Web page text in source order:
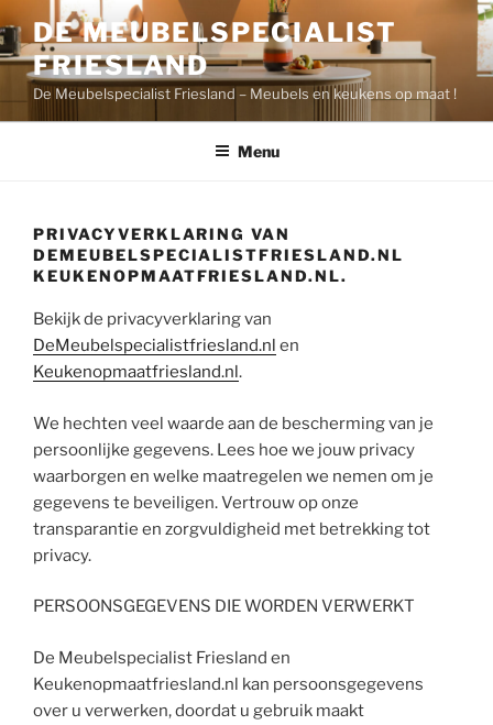
Ga
naar
de
inhoud
DE MEUBELSPECIALIST
FRIESLAND
De Meubelspecialist Friesland – Meubels en keukens op maat !
Menu
PRIVACYVERKLARING VAN
DEMEUBELSPECIALISTFRIESLAND.NL
KEUKENOPMAATFRIESLAND.NL.
Bekijk de privacyverklaring van
DeMeubelspecialistfriesland.nl en
Keukenopmaatfriesland.nl.
We hechten veel waarde aan de bescherming van je
persoonlijke gegevens. Lees hoe we jouw privacy
waarborgen en welke maatregelen we nemen om je
gegevens te beveiligen. Vertrouw op onze
transparantie en zorgvuldigheid met betrekking tot
privacy.
PERSOONSGEGEVENS DIE WORDEN VERWERKT
De Meubelspecialist Friesland en
Keukenopmaatfriesland.nl kan persoonsgegevens
over u verwerken, doordat u gebruik maakt